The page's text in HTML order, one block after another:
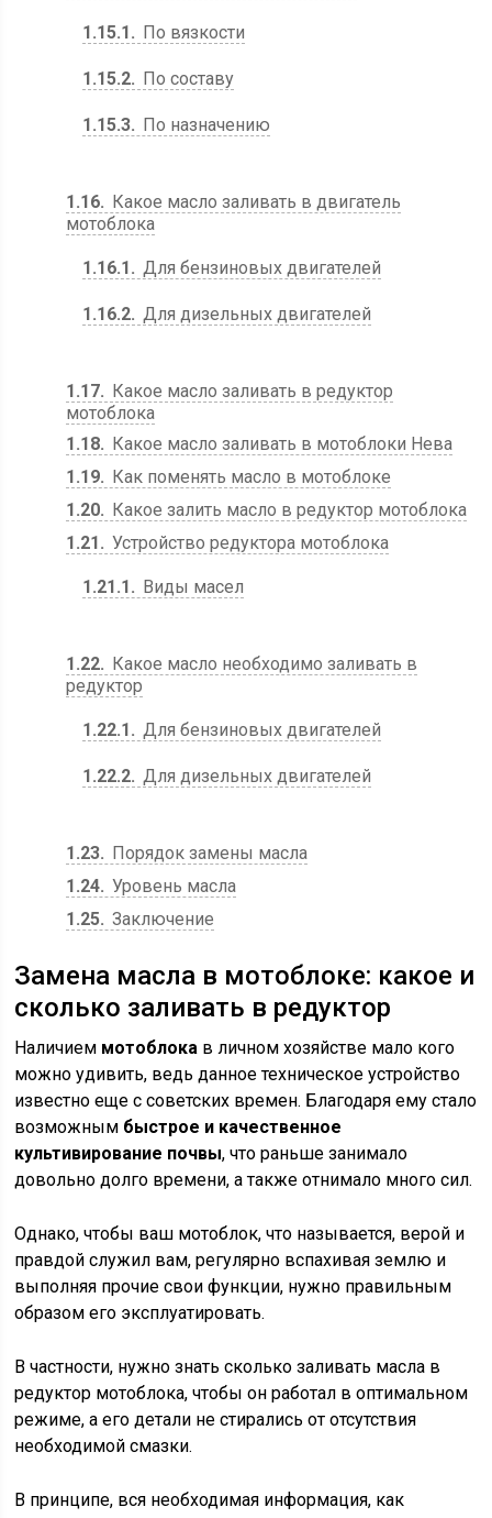
1.15.1 По вязкости
1.15.2 По составу
1.15.3 По назначению
1.16
Какое масло заливать в двигатель
мотоблока
1.16.1 Для бензиновых двигателей
1.16.2 Для дизельных двигателей
1.17
Какое масло заливать в редуктор
мотоблока
1.18
Какое масло заливать в мотоблоки Нева
1.19
Как поменять масло в мотоблоке
1.20
Какое залить масло в редуктор мотоблока
1.21
Устройство редуктора мотоблока
1.21.1 Виды масел
1.22
Какое масло необходимо заливать в
редуктор
1.22.1 Для бензиновых двигателей
1.22.2 Для дизельных двигателей
1.23
Порядок замены масла
1.24 Уровень масла
1.25 Заключение
Замена масла в мотоблоке: какое и
сколько заливать в редуктор
Наличием мотоблока в личном хозяйстве мало кого
можно удивить, ведь данное техническое устройство
известно еще с советских времен. Благодаря ему стало
возможным быстрое и качественное
культивирование почвы, что раньше занимало
довольно долго времени, а также отнимало много сил.
Однако, чтобы ваш мотоблок, что называется, верой и
правдой служил вам, регулярно вспахивая землю и
выполняя прочие свои функции, нужно правильным
образом его эксплуатировать.
В частности, нужно знать сколько заливать масла в
редуктор мотоблока, чтобы он работал в оптимальном
режиме, а его детали не стирались от отсутствия
необходимой смазки.
В принципе, вся необходимая информация, как